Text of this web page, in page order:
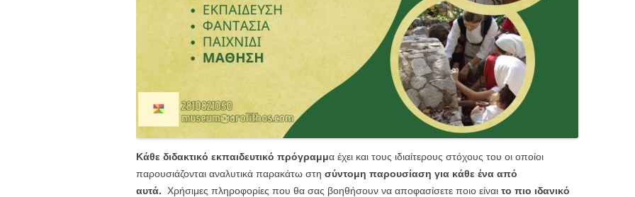
Κάθε διδακτικό εκπαιδευτικό πρόγραμμα έχει και τους ιδιαίτερους στόχους του οι οποίοι
παρουσιάζονται αναλυτικά παρακάτω στη σύντομη παρουσίαση για κάθε ένα από
αυτά.
Χρήσιμες πληροφορίες που θα σας βοηθήσουν να αποφασίσετε ποιο είναι το πιο ιδανικό